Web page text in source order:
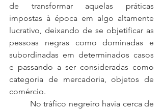
de transformar aquelas práticas
impostas à época em algo altamente
lucrativo, deixando de se objetificar as
pessoas negras como dominadas e
subordinadas em determinados casos
e passando a ser consideradas como
categoria de mercadoria, objetos de
comércio.